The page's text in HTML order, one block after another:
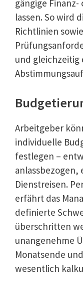
gängige
lassen. So wird
Richtlinien
und gleichzeitig
Arbeitgeber
individuelle
festlegen –
anlassbezogen,
Dienstreisen.
erfährt das
definierte
überschritten
unangenehme
Monatsende
wesentlich